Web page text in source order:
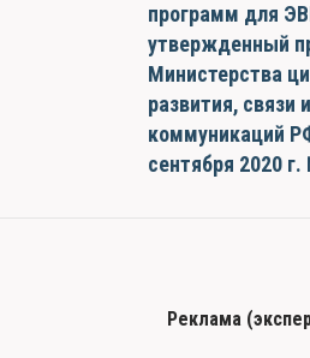
программ для
утвержденный
Министерства
развития, связи
коммуникаций
сентября 2020
Реклама